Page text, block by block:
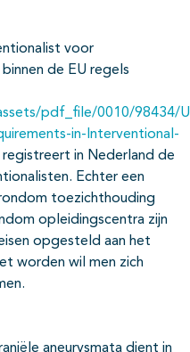
voor
de EU regels
pdf_file/0010/98434/
in-Interventional-
in Nederland de
Echter een
toezichthouding
opleidingscentra zijn
opgesteld aan het
worden wil men zich
aneurysmata dient in